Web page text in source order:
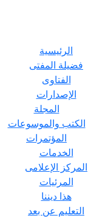
الرئيسية
فضيلة المفتى
الفتاوى
الإصدارات
المجلة
الكتب والموسوعات
المؤتمرات
الخدمات
المركز الإعلامى
المرئيات
هذا ديننا
التعليم عن بعد